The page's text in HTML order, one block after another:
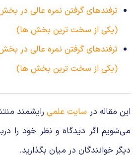
ترفندهای گرفتن نمره عالی در
(یکی از سخت ترین بخش ها)
ترفندهای گرفتن نمره عالی در
(یکی از سخت ترین بخش ها)
این مقاله در سایت علمیرایشمند
می‌شویم اگر دیدگاه و نظر خود را
دیگر خوانندگان در میان بگذارید.